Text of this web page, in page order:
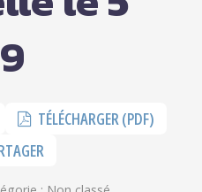
TÉLÉCHARGER (PDF)